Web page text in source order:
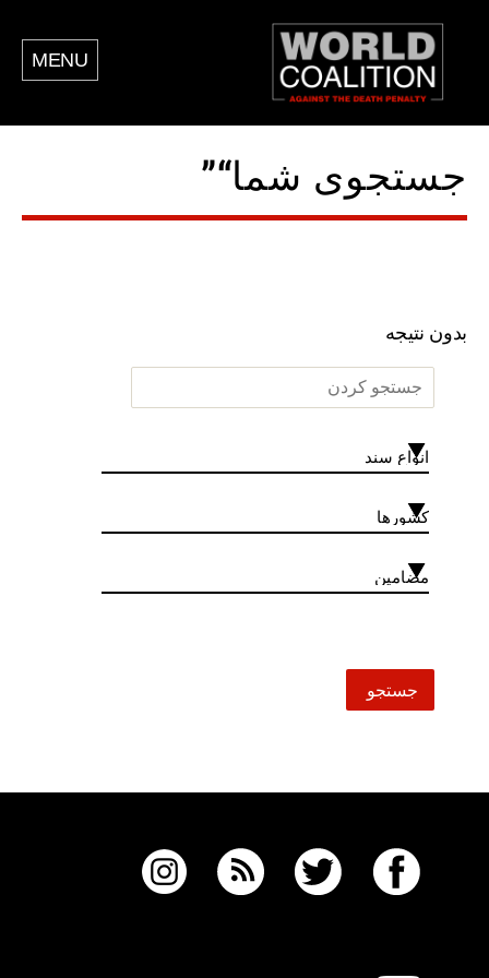
MENU
جستجوی شما“”
بدون نتیجه